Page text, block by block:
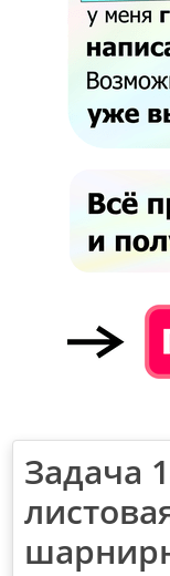
Задача